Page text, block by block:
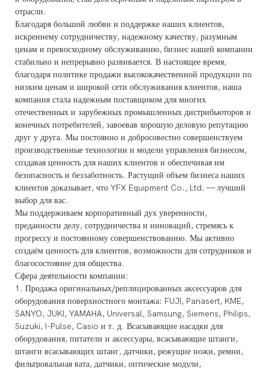
отрасли.
Благодаря большой любви и поддержке наших клиентов,
искреннему сотрудничеству, надежному качеству, разумным
ценам и превосходному обслуживанию, бизнес нашей компании
стабильно и непрерывно развивается. В настоящее время,
благодаря политике продажи высококачественной продукции по
низким ценам и широкой сети обслуживания клиентов, наша
компания стала надежным поставщиком для многих
отечественных и зарубежных промышленных дистрибьюторов и
конечных потребителей, завоевав хорошую деловую репутацию
друг у друга. Мы постоянно и добросовестно совершенствуем
производственные технологии и модели управления бизнесом,
создавая ценность для наших клиентов и обеспечивая им
безопасность и беззаботность. Растущий объем бизнеса наших
клиентов доказывает, что YFX Equipment Co., Ltd. — лучший
выбор для вас.
Мы поддерживаем корпоративный дух уверенности,
преданности делу, сотрудничества и инноваций, стремясь к
прогрессу и постоянному совершенствованию. Мы активно
создаём ценность для клиентов, возможности для сотрудников и
благосостояние для общества.
Сфера деятельности компании:
1. Продажа оригинальных/реплицированных аксессуаров для
оборудования поверхностного монтажа: FUJI, Panasert, KME,
SANYO, JUKI, YAMAHA, Universal, Samsung, Siemens, Philips,
Suzuki, I-Pulse, Casio и т. д. Всасывающие насадки для
оборудования, питатели и аксессуары, всасывающие штанги,
штанги всасывающих штанг, датчики, режущие ножи, ремни,
фильтровальная вата, датчики, оптические модули,